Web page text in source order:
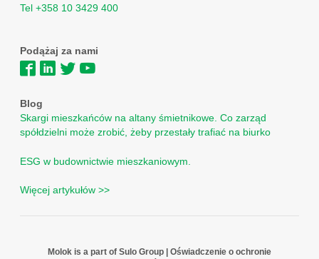
Tel +358 10 3429 400
Podążaj za nami
Blog
Skargi mieszkańców na altany śmietnikowe. Co zarząd
spółdzielni może zrobić, żeby przestały trafiać na biurko
ESG w budownictwie mieszkaniowym.
Więcej artykułów >>
Molok is a part of Sulo Group | Oświadczenie o ochronie